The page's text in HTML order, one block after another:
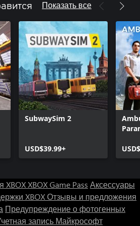
Показать все
SubwaySim 2
USD$39.99+
XBOXXBOX Game Pass Аксессуары
XBOXОтзывы и предложения
Предупреждение о фотогенных
запись Майкрософт